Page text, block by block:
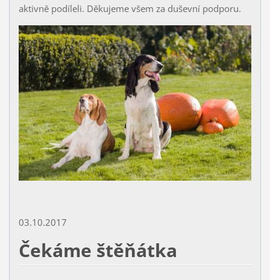
aktivně podíleli. Děkujeme všem za duševní podporu.
03.10.2017
Čekáme štěňátka